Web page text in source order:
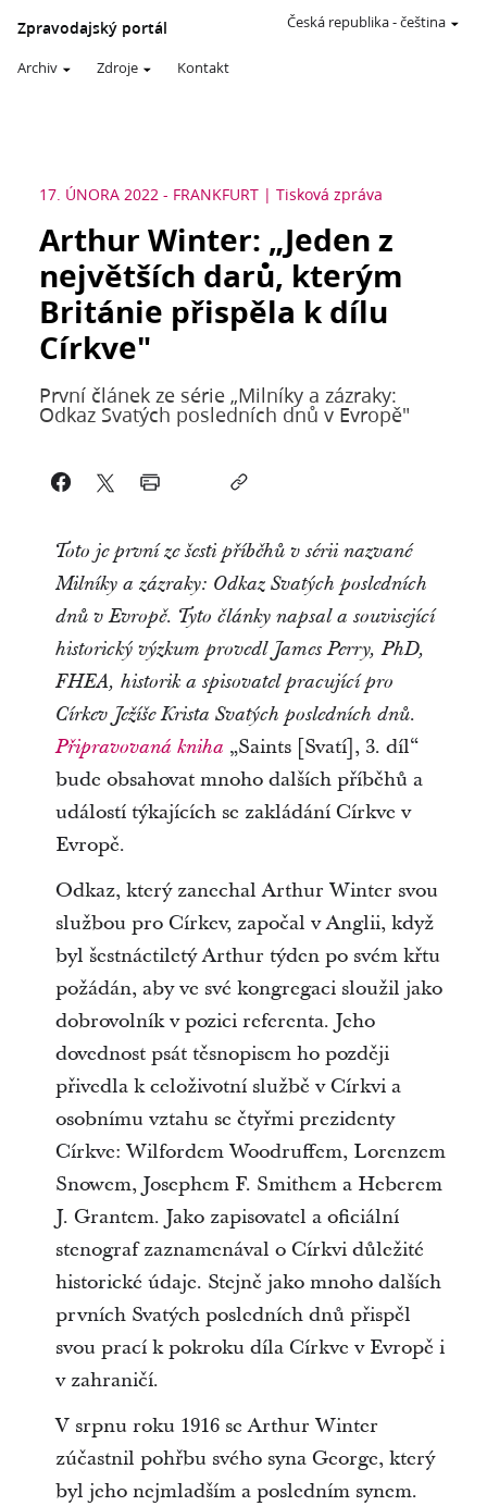
Zpravodajský portál
Archiv Zdroje Kontakt
Česká republika-čeština
17. ÚNORA 2022 - FRANKFURT Tisková zpráva
Arthur Winter: „Jeden z
největších darů, kterým
Británie přispěla k dílu
Církve"
První článek ze série „Milníky a zázraky:
Odkaz Svatých posledních dnů v Evropě"
Toto je první ze šesti příběhů v sérii nazvané
Milníky a zázraky: Odkaz Svatých posledních
dnů v Evropě. Tyto články napsal a související
historický výzkum provedl James Perry, PhD,
FHEA, historik a spisovatel pracující pro
Církev Ježíše Krista Svatých posledních dnů.
Připravovaná kniha „Saints [Svatí], 3. díl“
bude obsahovat mnoho dalších příběhů a
událostí týkajících se zakládání Církve v
Evropě.
Odkaz, který zanechal Arthur Winter svou
službou pro Církev, započal v Anglii, když
byl šestnáctiletý Arthur týden po svém křtu
požádán, aby ve své kongregaci sloužil jako
dobrovolník v pozici referenta. Jeho
dovednost psát těsnopisem ho později
přivedla k celoživotní službě v Církvi a
osobnímu vztahu se čtyřmi prezidenty
Církve: Wilfordem Woodruffem, Lorenzem
Snowem, Josephem F. Smithem a Heberem
J. Grantem. Jako zapisovatel a oficiální
stenograf zaznamenával o Církvi důležité
historické údaje. Stejně jako mnoho dalších
prvních Svatých posledních dnů přispěl
svou prací k pokroku díla Církve v Evropě i
v zahraničí.
V srpnu roku 1916 se Arthur Winter
zúčastnil pohřbu svého syna George, který
byl jeho nejmladším a posledním synem.